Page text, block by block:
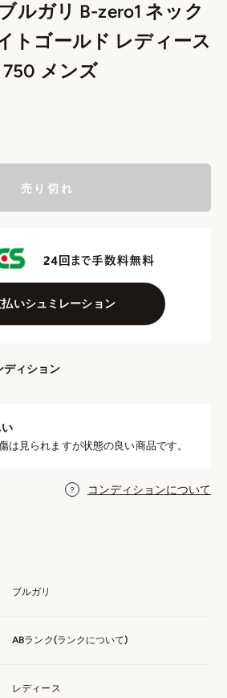
ルガリ B-zero1 ネック
トゴールド レディース
メンズ
売り切れ
払いシュミレーション
ディション
は見られますが状態の良い商品です。
コンディションについて
ブルガリ
ABランク(ランクについて)
レディース